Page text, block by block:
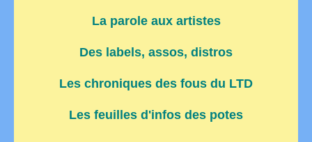
La parole aux artistes
Des labels, assos, distros
Les chroniques des fous du LTD
Les feuilles d'infos des potes